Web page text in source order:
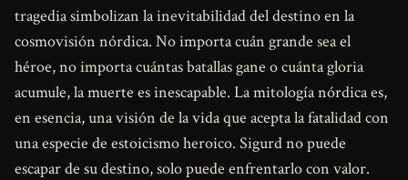
tragedia simbolizan la inevitabilidad del destino en la
cosmovisión nórdica. No importa cuán grande sea el
héroe, no importa cuántas batallas gane o cuánta gloria
acumule, la muerte es inescapable. La mitología nórdica es,
en esencia, una visión de la vida que acepta la fatalidad con
una especie de estoicismo heroico. Sigurd no puede
escapar de su destino, solo puede enfrentarlo con valor.